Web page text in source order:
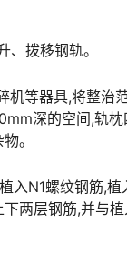
、拨移钢轨。
机等器具,将整治
深的空间,轨
。
入N1螺纹钢筋,
两层钢筋,并与